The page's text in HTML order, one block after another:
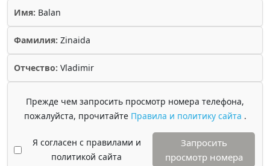
Имя: Balan
Фамилия: Zinaida
Отчество: Vladimir
Прежде чем запросить просмотр номера телефона,
пожалуйста, прочитайте Правила и политику сайта .
Я согласен с правилами и
политикой сайта
Запросить
просмотр номера